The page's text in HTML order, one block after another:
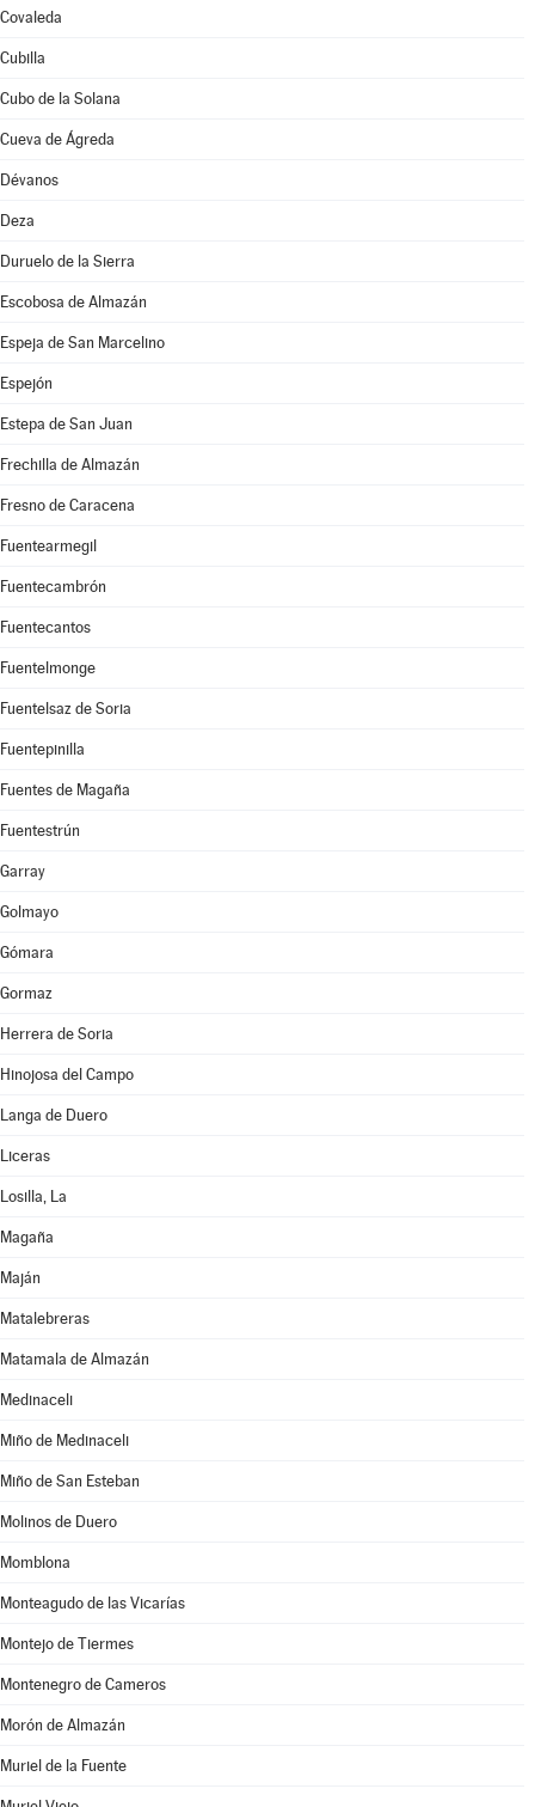
Covaleda
Cubilla
Cubo de la Solana
Cueva de Ágreda
Dévanos
Deza
Duruelo de la Sierra
Escobosa de Almazán
Espeja de San Marcelino
Espejón
Estepa de San Juan
Frechilla de Almazán
Fresno de Caracena
Fuentearmegil
Fuentecambrón
Fuentecantos
Fuentelmonge
Fuentelsaz de Soria
Fuentepinilla
Fuentes de Magaña
Fuentestrún
Garray
Golmayo
Gómara
Gormaz
Herrera de Soria
Hinojosa del Campo
Langa de Duero
Liceras
Losilla, La
Magaña
Maján
Matalebreras
Matamala de Almazán
Medinaceli
Miño de Medinaceli
Miño de San Esteban
Molinos de Duero
Momblona
Monteagudo de las Vicarías
Montejo de Tiermes
Montenegro de Cameros
Morón de Almazán
Muriel de la Fuente